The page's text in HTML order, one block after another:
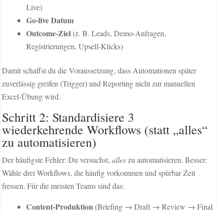
Live)
Go-live Datum
Outcome-Ziel(z. B. Leads, Demo-Anfragen,
Registrierungen, Upsell-Klicks)
Damit schaffst du die Voraussetzung, dass Automationen später
zuverlässig greifen (Trigger) und Reporting nicht zur manuellen
Excel-Übung wird.
Schritt 2: Standardisiere 3
wiederkehrende Workflows (statt „alles“
zu automatisieren)
Der häufigste Fehler: Du versuchst,alles zu automatisieren. Besser:
Wähle drei Workflows, die häufig vorkommen und spürbar Zeit
fressen. Für die meisten Teams sind das:
Content-Produktion(Briefing → Draft → Review → Final